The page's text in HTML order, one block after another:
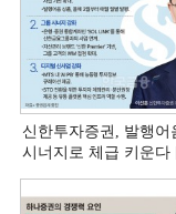
신한투자증권, 발행어
시너지로 체급 키운다